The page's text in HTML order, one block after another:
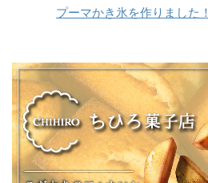
プーマかき氷を作りました！